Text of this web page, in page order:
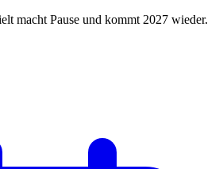
macht Pause und kommt 2027 wieder.